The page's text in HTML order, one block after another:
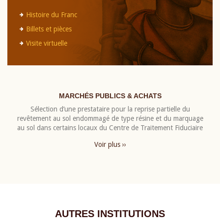
Histoire du Franc
Billets et pièces
Visite virtuelle
MARCHÉS PUBLICS & ACHATS
Sélection d’une prestataire pour la reprise partielle du
revêtement au sol endommagé de type résine et du marquage
au sol dans certains locaux du Centre de Traitement Fiduciaire
Voir plus ››
AUTRES INSTITUTIONS